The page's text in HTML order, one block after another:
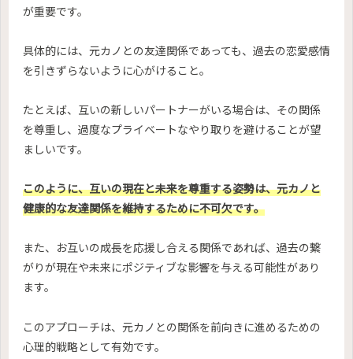
が重要です。
具体的には、元カノとの友達関係であっても、過去の恋愛感情
を引きずらないように心がけること。
たとえば、互いの新しいパートナーがいる場合は、その関係
を尊重し、過度なプライベートなやり取りを避けることが望
ましいです。
このように、互いの現在と未来を尊重する姿勢は、元カノと
健康的な友達関係を維持するために不可欠です。
また、お互いの成長を応援し合える関係であれば、過去の繋
がりが現在や未来にポジティブな影響を与える可能性があり
ます。
このアプローチは、元カノとの関係を前向きに進めるための
心理的戦略として有効です。